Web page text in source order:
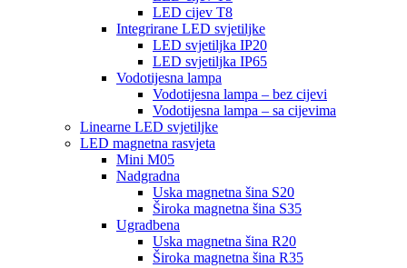
LED cijev T8
Integrirane LED svjetiljke
LED svjetiljka IP20
LED svjetiljka IP65
Vodotijesna lampa
Vodotijesna lampa – bez cijevi
Vodotijesna lampa – sa cijevima
Linearne LED svjetiljke
LED magnetna rasvjeta
Mini M05
Nadgradna
Uska magnetna šina S20
Široka magnetna šina S35
Ugradbena
Uska magnetna šina R20
Široka magnetna šina R35